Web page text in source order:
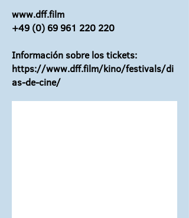
www.dff.film
+49 (0) 69 961 220 220
Información sobre los tickets:
https://www.dff.film/kino/festivals/di
as-de-cine/